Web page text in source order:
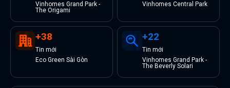
Vinhomes Grand Park -
The Origami
Vinhomes Central Park
+38
Tin mới
Eco Green Sài Gòn
+22
Tin mới
Vinhomes Grand Park -
The Beverly Solari